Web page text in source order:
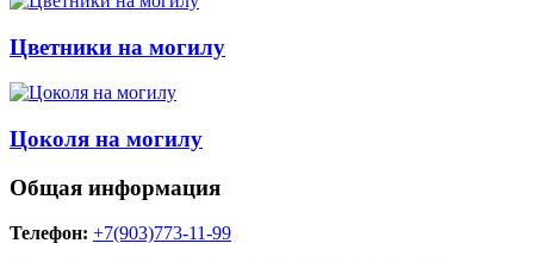
Цветники на могилу
Цоколя на могилу
Общая информация
Телефон: +7(903)773-11-99